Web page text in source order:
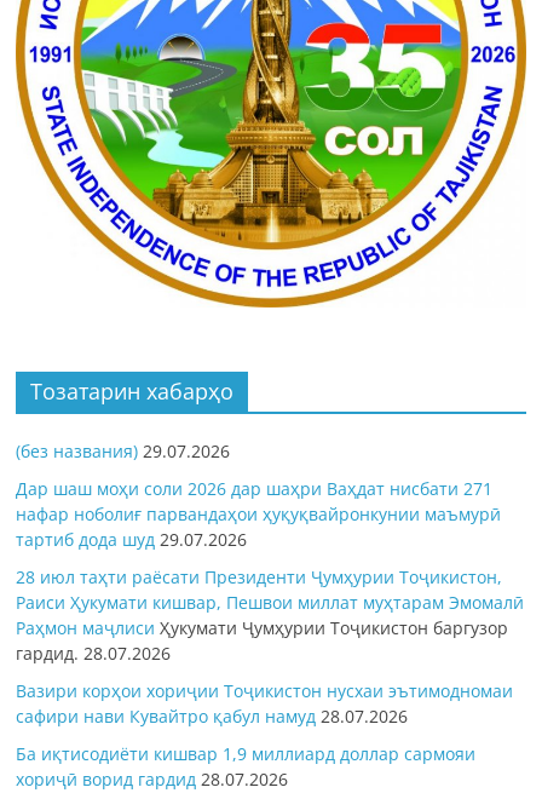
Тозатарин хабарҳо
(без названия) 29.07.2026
Дар шаш моҳи соли 2026 дар шаҳри Ваҳдат нисбати 271
нафар ноболиғ парвандаҳои ҳуқуқвайронкунии маъмурӣ
тартиб дода шуд 29.07.2026
28 июл таҳти раёсати Президенти Ҷумҳурии Тоҷикистон,
Раиси Ҳукумати кишвар, Пешвои миллат муҳтарам Эмомалӣ
Раҳмон маҷлисиҲукумати Ҷумҳурии Тоҷикистон баргузор
гардид.28.07.2026
Вазири корҳои хориҷии Тоҷикистон нусхаи эътимодномаи
сафири нави Кувайтро қабул намуд 28.07.2026
Ба иқтисодиёти кишвар 1,9 миллиард доллар сармояи
хориҷӣ ворид гардид 28.07.2026